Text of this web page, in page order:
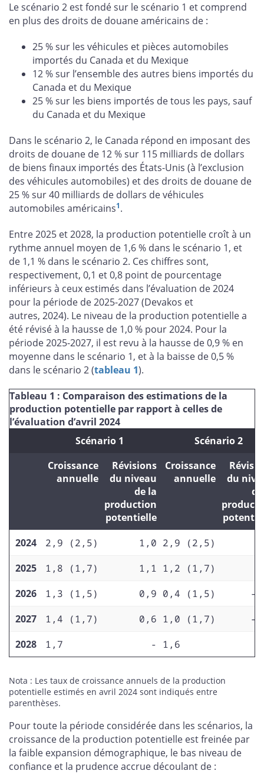
Le scénario 2 est fondé sur le scénario 1 et comprend
en plus des droits de douane américains de :
25 % sur les véhicules et pièces automobiles
importés du Canada et du Mexique
12 % sur l’ensemble des autres biens importés du
Canada et du Mexique
25 % sur les biens importés de tous les pays, sauf
du Canada et du Mexique
Dans le scénario 2, le Canada répond en imposant des
droits de douane de 12 % sur 115 milliards de dollars
de biens finaux importés des États-Unis (à l’exclusion
des véhicules automobiles) et des droits de douane de
25 % sur 40 milliards de dollars de véhicules
automobiles américains1.
Entre 2025 et 2028, la production potentielle croît à un
rythme annuel moyen de 1,6 % dans le scénario 1, et
de 1,1 % dans le scénario 2. Ces chiffres sont,
respectivement, 0,1 et 0,8 point de pourcentage
inférieurs à ceux estimés dans l’évaluation de 2024
pour la période de 2025-2027 (Devakos et
autres, 2024). Le niveau de la production potentielle a
été révisé à la hausse de 1,0 % pour 2024. Pour la
période 2025-2027, il est revu à la hausse de 0,9 % en
moyenne dans le scénario 1, et à la baisse de 0,5 %
dans le scénario 2 (tableau 1).
Tableau 1 : Comparaison des estimations de la
production potentielle par rapport à celles de
l’évaluation d’avril 2024
Scénario 1
Scénario 2
Croissance
annuelle
Révisions
du niveau
de la
production
potentielle
Croissance
annuelle
du
2024
2,9 (2,5) 1,0 2,9 (2,5)
2025
1,8 (1,7) 1,1 1,2 (1,7)
2026
1,3 (1,5) 0,9 0,4 (1,5)
-
2027
1,4 (1,7) 0,6 1,0 (1,7)
-
2028
1,7 - 1,6
Nota : Les taux de croissance annuels de la production
potentielle estimés en avril 2024 sont indiqués entre
parenthèses.
Pour toute la période considérée dans les scénarios, la
croissance de la production potentielle est freinée par
la faible expansion démographique, le bas niveau de
confiance et la prudence accrue découlant de :